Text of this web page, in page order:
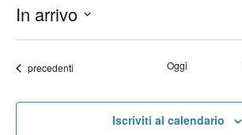
In arrivo
Seleziona
data.
Eventi
precedenti Oggi
Iscriviti al calendario